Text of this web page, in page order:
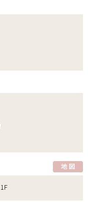
地 図